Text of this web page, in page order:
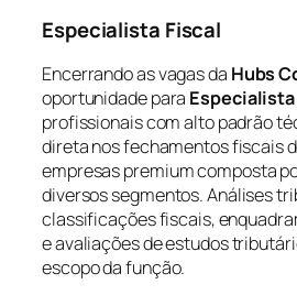
Especialista Fiscal
Encerrando as vagas da Hubs
oportunidade para Especialista
profissionais com alto padrão
direta nos fechamentos fiscais
empresas premium composta
diversos segmentos. Análises
classificações fiscais,
e avaliações de estudos
escopo da função.